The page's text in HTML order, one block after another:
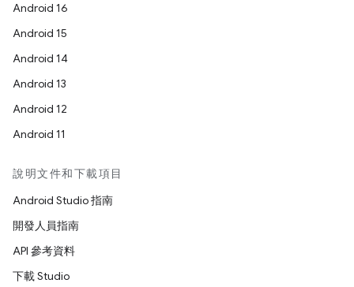
Android 16
Android 15
Android 14
Android 13
Android 12
Android 11
說明文件和下載項目
Android Studio 指南
開發人員指南
API 參考資料
下載 Studio